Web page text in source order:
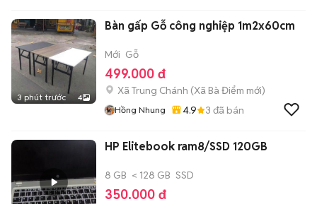
3 phút trước 4
Bàn gấp Gỗ công nghiệp 1m2x60cm
Mới Gỗ
499.000 đ
Xã Trung Chánh (Xã Bà Điểm mới)
Hồng Nhung 4.9 3 đã bán
HP Elitebook ram8/SSD 120GB
8 GB < 128 GB SSD
350.000 đ